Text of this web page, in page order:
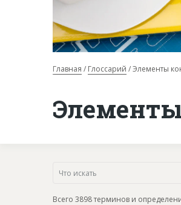
Главная Глоссарий Элементы
Всего 3898 терминов и